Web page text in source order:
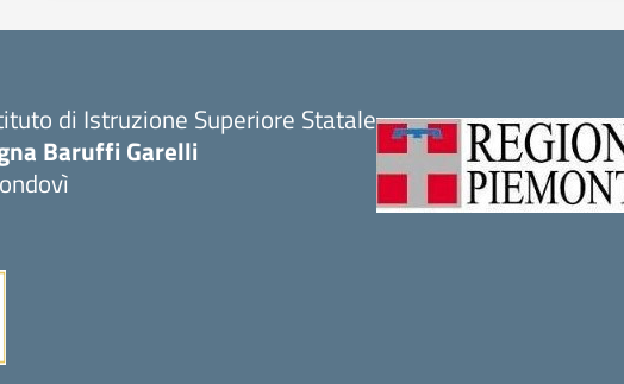
di Istruzione Superiore Statale
Baruffi Garelli
Visita la pagina iniziale della scuola